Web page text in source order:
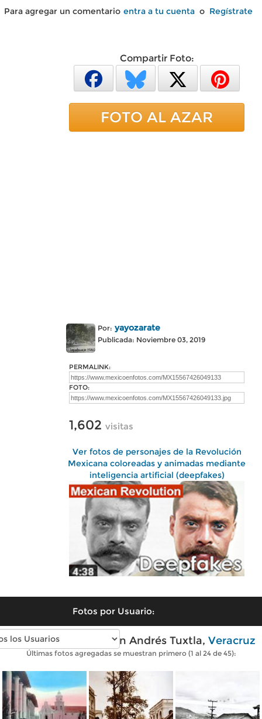
Para agregar un comentario entra a tu cuenta o Regístrate
Compartir Foto:
FOTO AL AZAR
Por: yayozarate
Publicada: Noviembre 03, 2019
PERMALINK:
FOTO:
1,602 visitas
Ver fotos de personajes de la Revolución
Mexicana coloreadas y animadas mediante
inteligencia artificial (deepfakes)
Fotos por Usuario:
Fotos antiguas de San Andrés Tuxtla, Veracruz
Últimas fotos agregadas se muestran primero (1 al 24 de 45):